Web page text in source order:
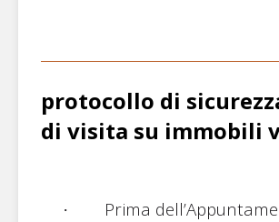
protocollo di
di visita su immobili
·
Prima